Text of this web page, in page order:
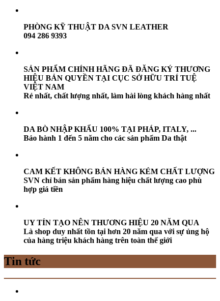
PHÒNG KỸ THUẬT DA SVN LEATHER
094 286 9393
SẢN PHẨM CHÍNH HÃNG ĐÃ ĐĂNG KÝ THƯƠNG
HIỆU BẢN QUYỀN TẠI CỤC SỞ HỮU TRÍ TUỆ
VIỆT NAM
Rẻ nhất, chất lượng nhất, làm hài lòng khách hàng nhất
DA BÒ NHẬP KHẨU 100% TẠI PHÁP, ITALY, ...
Bảo hành 1 đến 5 năm cho các sản phẩm Da thật
CAM KẾT KHÔNG BÁN HÀNG KÉM CHẤT LƯỢNG
SVN chỉ bán sản phẩm hàng hiệu chất lượng cao phù
hợp giá tiền
UY TÍN TẠO NÊN THƯƠNG HIỆU 20 NĂM QUA
Là shop duy nhất tồn tại hơn 20 năm qua với sự ủng hộ
của hàng triệu khách hàng trên toàn thế giới
Tin tức